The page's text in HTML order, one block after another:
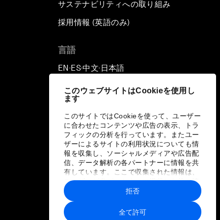
このウェブサイトはCookieを使用し
ます
このサイトではCookieを使って、ユーザー
に合わせたコンテンツや広告の表示、トラ
フィックの分析を行っています。またユー
ザーによるサイトの利用状況についても情
報を収集し、ソーシャルメディアや広告配
信、データ解析の各パートナーに情報を共
有しています。ここで収集された情報は、
ユーザーが各パートナーに提供した他の情
報や各パートナーのサービスを使用した際
に収集された情報と組み合わされ、各パー
トナーによって使用されることがありま
全て許可
拒否
サステナビリティへの取り組み
採用情報 (英語のみ)
言語
EN ▪ ES▪中文▪ 日本語